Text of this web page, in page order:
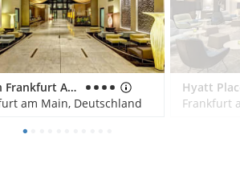
Hilton Frankfurt Airport
am Main, Deutschland
Frankfurt